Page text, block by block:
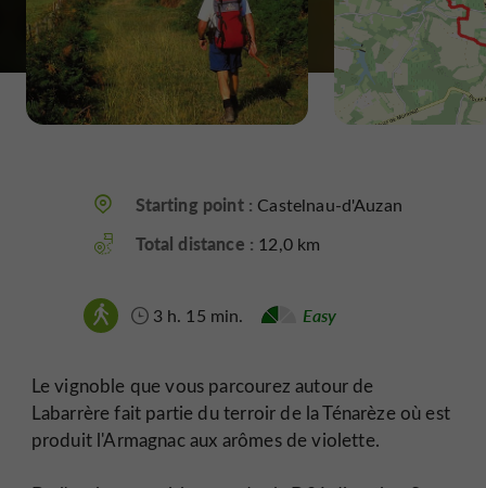
Starting point : Castelnau-d'Auzan
Total distance : 12,0 km
3 h. 15 min. Easy
Le vignoble que vous parcourez autour de
Labarrère fait partie du terroir de la Ténarèze où est
produit l'Armagnac aux arômes de violette.